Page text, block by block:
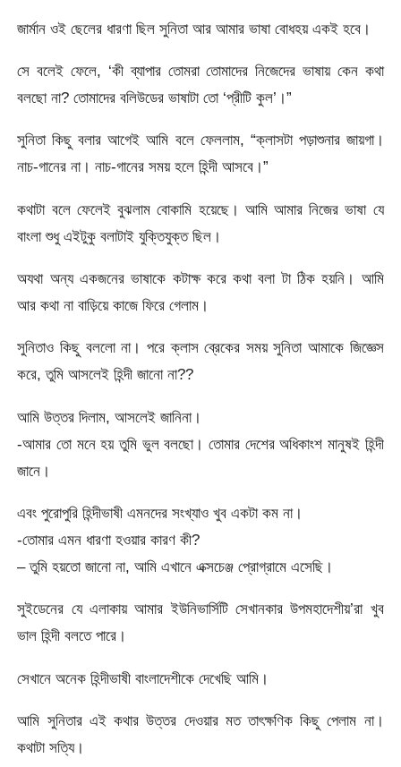
জার্মান ওই ছেলের ধারণা ছিল সুনিতা আর আমার ভাষা বোধহয় একই হবে।
সে বলেই ফেলে, ‘কী ব্যাপার তোমরা তোমাদের নিজেদের ভাষায় কেন কথা
বলছো না? তোমাদের বলিউডের ভাষাটা তো ‘প্রীটি কুল’।”
সুনিতা কিছু বলার আগেই আমি বলে ফেললাম, “ক্লাসটা পড়াশুনার জায়গা।
নাচ-গানের না। নাচ-গানের সময় হলে হিন্দী আসবে।”
কথাটা বলে ফেলেই বুঝলাম বোকামি হয়েছে। আমি আমার নিজের ভাষা যে
বাংলা শুধু এইটুকু বলাটাই যুক্তিযুক্ত ছিল।
অযথা অন্য একজনের ভাষাকে কটাক্ষ করে কথা বলা টা ঠিক হয়নি। আমি
আর কথা না বাড়িয়ে কাজে ফিরে গেলাম।
সুনিতাও কিছু বললো না। পরে ক্লাস ব্রেকের সময় সুনিতা আমাকে জিজ্ঞেস
করে, তুমি আসলেই হিন্দী জানো না??
আমি উত্তর দিলাম, আসলেই জানিনা।
-আমার তো মনে হয় তুমি ভুল বলছো। তোমার দেশের অধিকাংশ মানুষই হিন্দী
জানে।
এবং পুরোপুরি হিন্দীভাষী এমনদের সংখ্যাও খুব একটা কম না।
-তোমার এমন ধারণা হওয়ার কারণ কী?
– তুমি হয়তো জানো না, আমি এখানে এক্সচেঞ্জ প্রোগ্রামে এসেছি।
সুইডেনের যে এলাকায় আমার ইউনিভার্সিটি সেখানকার উপমহাদেশীয়’রা খুব
ভাল হিন্দী বলতে পারে।
সেখানে অনেক হিন্দীভাষী বাংলাদেশীকে দেখেছি আমি।
আমি সুনিতার এই কথার উত্তর দেওয়ার মত তাৎক্ষণিক কিছু পেলাম না।
কথাটা সত্যি।